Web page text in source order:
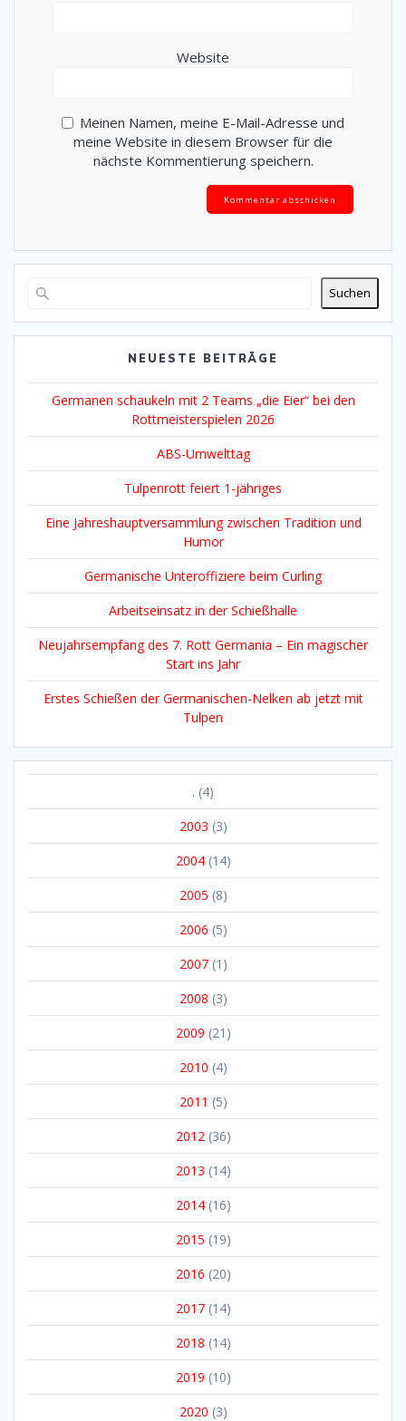
Website
Meinen Namen, meine E-Mail-Adresse und
meine Website in diesem Browser für die
nächste Kommentierung speichern.
Alternative:
Suchen
NEUESTE BEITRÄGE
Germanen schaukeln mit 2 Teams „die Eier“ bei den
Rottmeisterspielen 2026
ABS-Umwelttag
Tulpenrott feiert 1-jähriges
Eine Jahreshauptversammlung zwischen Tradition und
Humor
Germanische Unteroffiziere beim Curling
Arbeitseinsatz in der Schießhalle
Neujahrsempfang des 7. Rott Germania – Ein magischer
Start ins Jahr
Erstes Schießen der Germanischen-Nelken ab jetzt mit
Tulpen
. (4)
2003 (3)
2004(14)
2005 (8)
2006 (5)
2007(1)
2008 (3)
2009 (21)
2010 (4)
2011 (5)
2012(36)
2013 (14)
2014(16)
2015 (19)
2016 (20)
2017(14)
2018 (14)
2019 (10)
2020 (3)